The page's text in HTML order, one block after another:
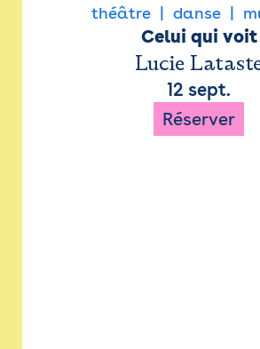
théâtre danse
Celui qui voit
Lucie
12 sept.
Réserver